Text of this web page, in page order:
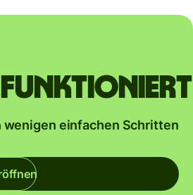
funktioniert
wenigen einfachen Schritten